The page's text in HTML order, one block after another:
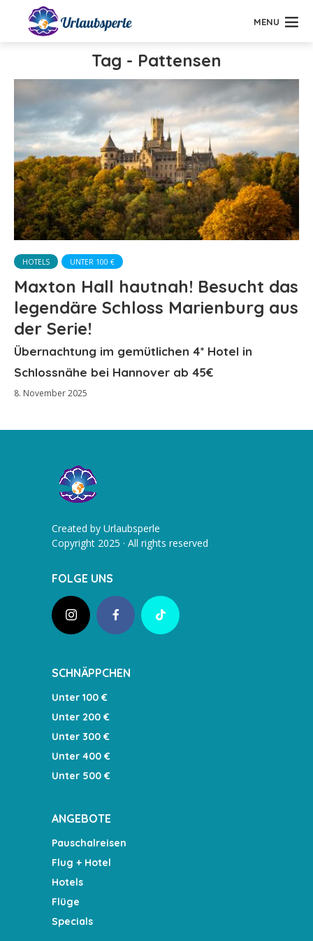
MENU
Tag - Pattensen
HOTELS UNTER 100 €
Maxton Hall hautnah! Besucht das
legendäre Schloss Marienburg aus
der Serie!
Übernachtung im gemütlichen 4* Hotel in
Schlossnähe bei Hannover ab 45€
8. November 2025
Created by Urlaubsperle
Copyright 2025 · All rights reserved
FOLGE UNS
SCHNÄPPCHEN
Unter 100 €
Unter 200 €
Unter 300 €
Unter 400 €
Unter 500 €
ANGEBOTE
Pauschalreisen
Flug + Hotel
Hotels
Flüge
Specials